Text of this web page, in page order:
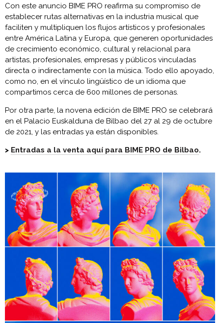
Con este anuncio BIME PRO reafirma su compromiso de
establecer rutas alternativas en la industria musical que
faciliten y multipliquen los flujos artísticos y profesionales
entre América Latina y Europa, que generen oportunidades
de crecimiento económico, cultural y relacional para
artistas, profesionales, empresas y públicos vinculadas
directa o indirectamente con la música. Todo ello apoyado,
como no, en el vínculo lingüístico de un idioma que
compartimos cerca de 600 millones de personas.
Por otra parte, la novena edición de BIME PRO se celebrará
en el Palacio Euskalduna de Bilbao del 27 al 29 de octubre
de 2021, y las entradas ya están disponibles.
> Entradas a la venta aquí para BIME PRO de Bilbao.